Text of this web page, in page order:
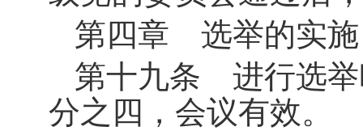
第四章 选举的实施
第十九条 进行选举
分之四，会议有效。